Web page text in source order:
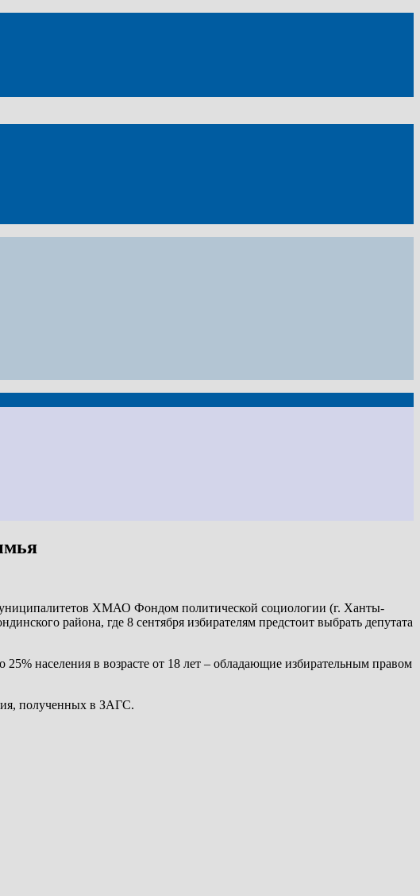
ХМАО Фондом политической социологии (г. Ханты-
района, где 8 сентября избирателям предстоит выбрать депутата
населения в возрасте от 18 лет – обладающие избирательным правом
полученных в ЗАГС.